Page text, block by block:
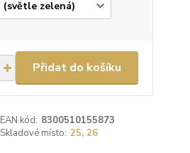
Přidat do košíku
EAN kód: 8300510155873
Skladové místo: 25, 26